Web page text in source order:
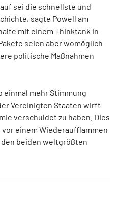
sei die schnellste und
sagte Powell am
mit einem Thinktank in
seien aber womöglich
politische Maßnahmen
einmal mehr Stimmung
Vereinigten Staaten wirft
verschuldet zu haben. Dies
einem Wiederaufflammen
beiden weltgrößten